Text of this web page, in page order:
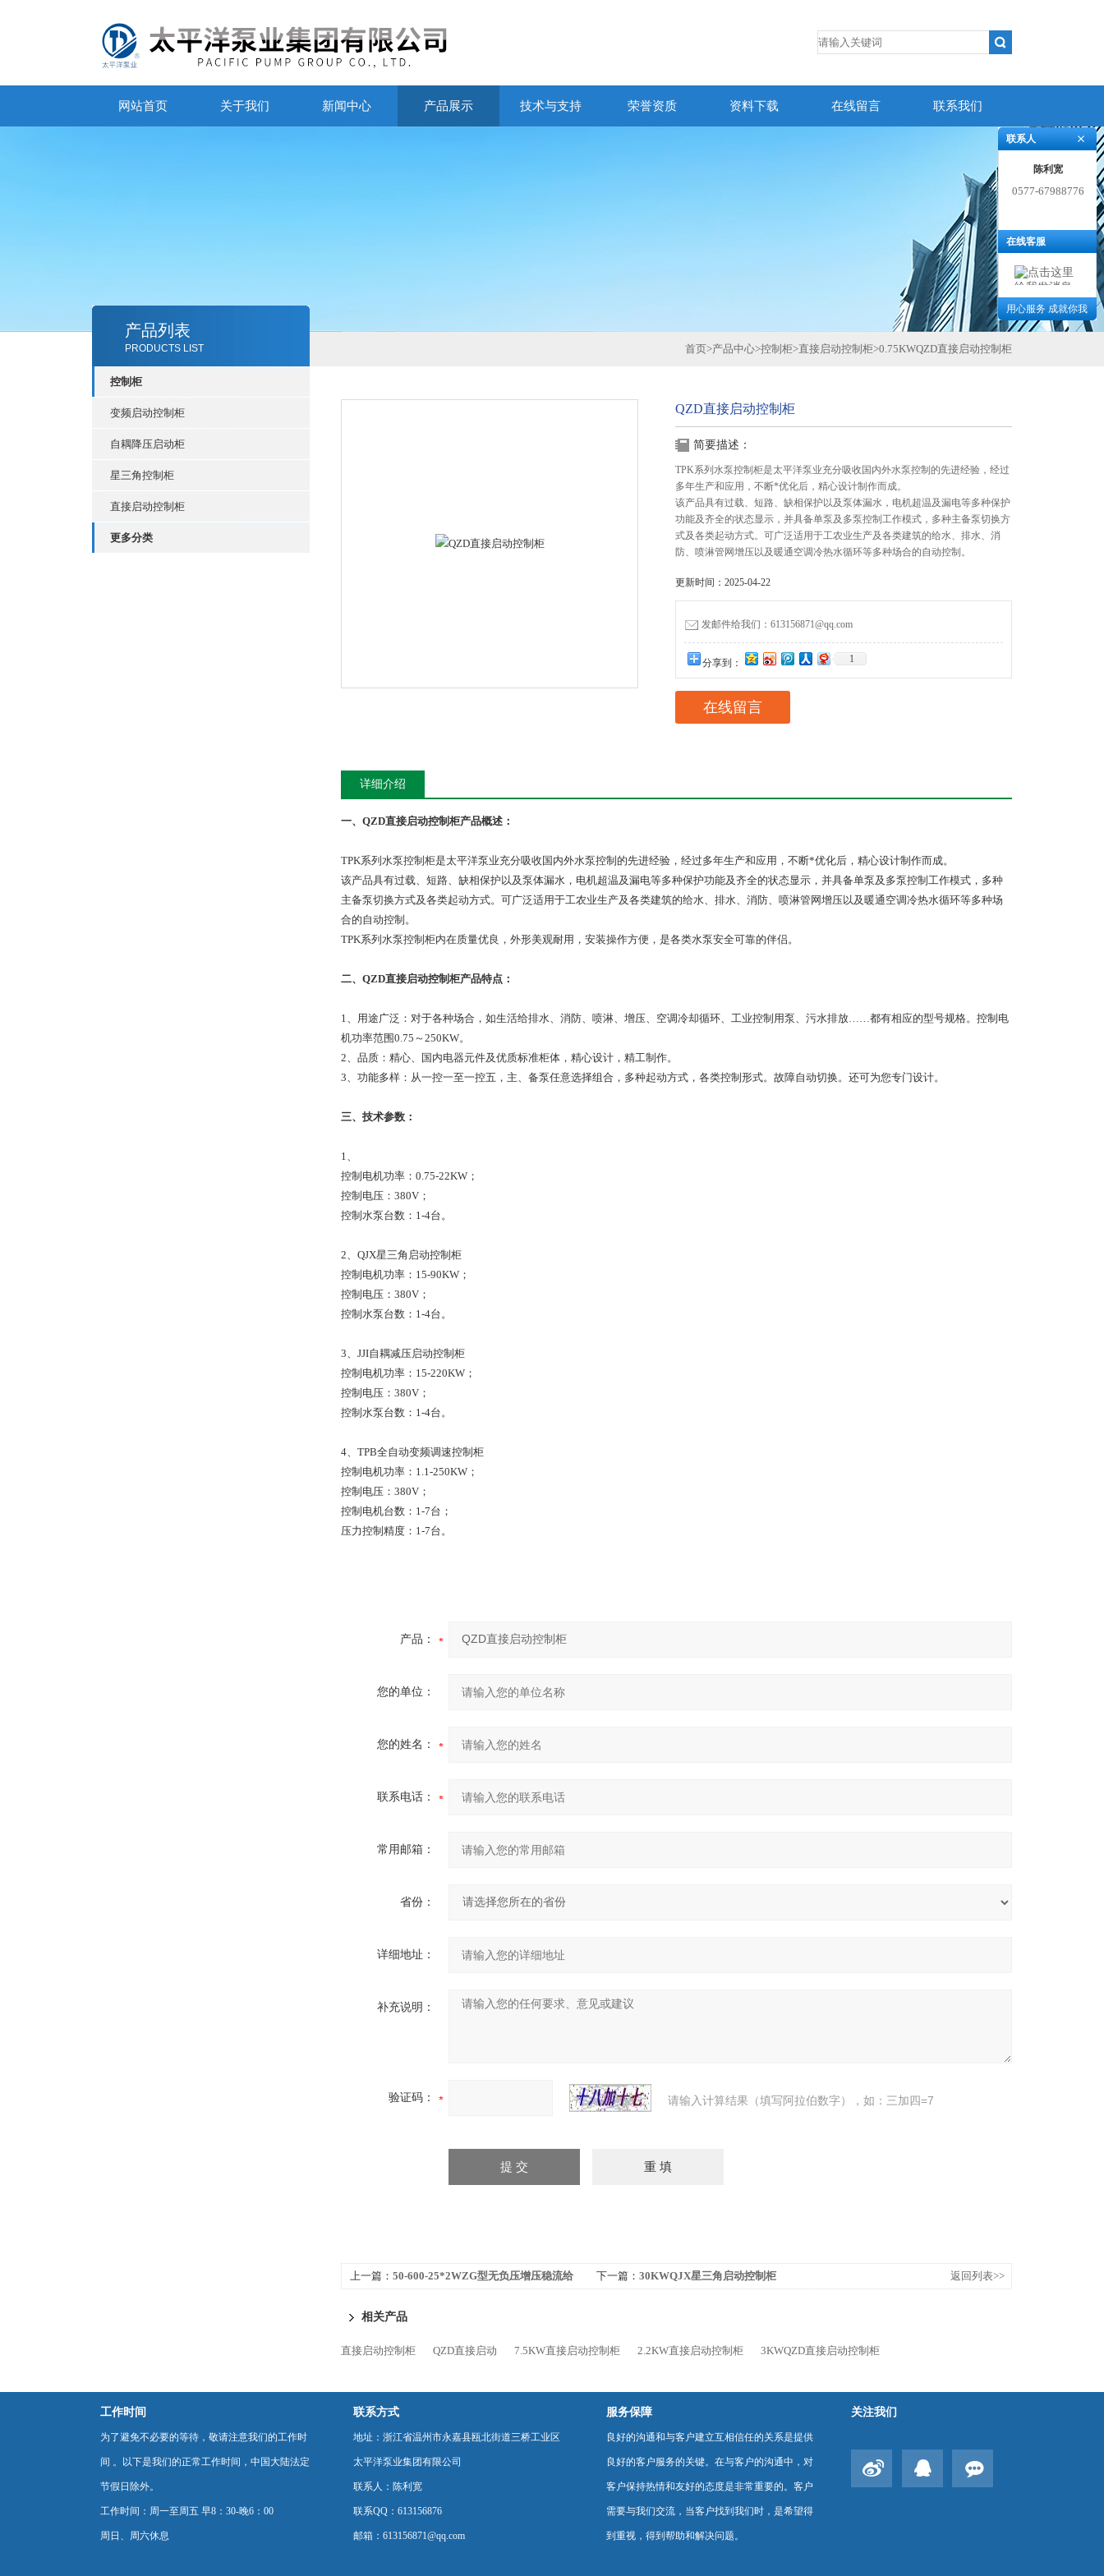
网站首页 关于我们 新闻中心 产品展示 技术与支持 荣誉资质 资料下载 在线留言 联系我们
产品列表
PRODUCTS LIST
控制柜
变频启动控制柜
自耦降压启动柜
星三角控制柜
直接启动控制柜
更多分类
首页>产品中心>控制柜>直接启动控制柜>0.75KWQZD直接启动控制柜
QZD直接启动控制柜
简要描述：
TPK系列水泵控制柜是太平洋泵业充分吸收国内外水泵控制的先进经验，经过
多年生产和应用，不断*优化后，精心设计制作而成。
该产品具有过载、短路、缺相保护以及泵体漏水，电机超温及漏电等多种保护
功能及齐全的状态显示，并具备单泵及多泵控制工作模式，多种主备泵切换方
式及各类起动方式。可广泛适用于工农业生产及各类建筑的给水、排水、消
防、喷淋管网增压以及暖通空调冷热水循环等多种场合的自动控制。
更新时间：2025-04-22
发邮件给我们：613156871@qq.com
分享到： 1
在线留言
详细介绍
一、QZD直接启动控制柜产品概述：
TPK系列水泵控制柜是太平洋泵业充分吸收国内外水泵控制的先进经验，经过多年生产和应用，不断*优化后，精心设计制作而成。
该产品具有过载、短路、缺相保护以及泵体漏水，电机超温及漏电等多种保护功能及齐全的状态显示，并具备单泵及多泵控制工作模式，多种
主备泵切换方式及各类起动方式。可广泛适用于工农业生产及各类建筑的给水、排水、消防、喷淋管网增压以及暖通空调冷热水循环等多种场
合的自动控制。
TPK系列水泵控制柜内在质量优良，外形美观耐用，安装操作方便，是各类水泵安全可靠的伴侣。
二、QZD直接启动控制柜产品特点：
1、用途广泛：对于各种场合，如生活给排水、消防、喷淋、增压、空调冷却循环、工业控制用泵、污水排放……都有相应的型号规格。控制电
机功率范围0.75～250KW。
2、品质：精心、国内电器元件及优质标准柜体，精心设计，精工制作。
3、功能多样：从一控一至一控五，主、备泵任意选择组合，多种起动方式，各类控制形式。故障自动切换。还可为您专门设计。
三、技术参数：
1、
控制电机功率：0.75-22KW；
控制电压：380V；
控制水泵台数：1-4台。
2、QJX星三角启动控制柜
控制电机功率：15-90KW；
控制电压：380V；
控制水泵台数：1-4台。
3、JJI自耦减压启动控制柜
控制电机功率：15-220KW；
控制电压：380V；
控制水泵台数：1-4台。
4、TPB全自动变频调速控制柜
控制电机功率：1.1-250KW；
控制电压：380V；
控制电机台数：1-7台；
压力控制精度：1-7台。
产品：
您的单位：
您的姓名：
联系电话：
常用邮箱：
省份：
详细地址：
补充说明：
验证码： 请输入计算结果（填写阿拉伯数字），如：三加四=7
上一篇： 50-600-25*2WZG型无负压增压稳流给
下一篇： 30KWQJX星三角启动控制柜 返回列表>>
相关产品
直接启动控制柜 QZD直接启动 7.5KW直接启动控制柜 2.2KW直接启动控制柜 3KWQZD直接启动控制柜
工作时间
为了避免不必要的等待，敬请注意我们的工作时
间 。以下是我们的正常工作时间，中国大陆法定
节假日除外。
工作时间：周一至周五 早8：30-晚6：00
周日、周六休息
联系方式
地址：浙江省温州市永嘉县瓯北街道三桥工业区
太平洋泵业集团有限公司
联系人：陈利宽
联系QQ：613156876
邮箱：613156871@qq.com
服务保障
良好的沟通和与客户建立互相信任的关系是提供
良好的客户服务的关键。在与客户的沟通中，对
客户保持热情和友好的态度是非常重要的。客户
需要与我们交流，当客户找到我们时，是希望得
到重视，得到帮助和解决问题。
关注我们
联系人
陈利宽
0577-67988776
在线客服
用心服务 成就你我